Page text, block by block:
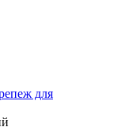
для